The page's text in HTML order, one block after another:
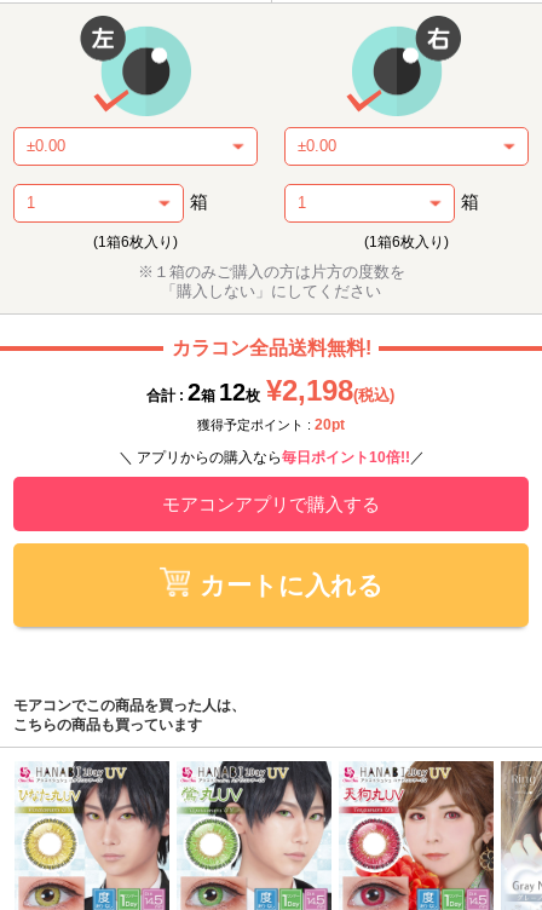
箱
(1箱6枚入り)
箱
(1箱6枚入り)
※１箱のみご購入の方は片方の度数を
「購入しない」にしてください
カラコン全品送料無料!
合計 : 2箱 12枚 ¥2,198(税込)
獲得予定ポイント : 20pt
＼ アプリからの購入なら毎日ポイント10倍!! ／
モアコンアプリで購入する
カートに入れる
モアコンでこの商品を買った人は、
こちらの商品も買っています